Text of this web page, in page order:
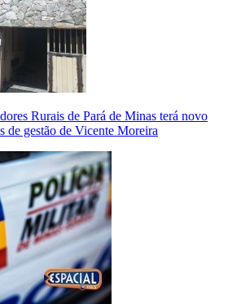
Rurais de Pará de Minas terá novo
de gestão de Vicente Moreira